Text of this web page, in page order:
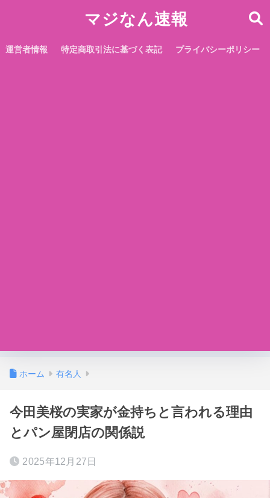
マジなん速報
運営者情報 特定商取引法に基づく表記 プライバシーポリシー
ホーム 有名人
今田美桜の実家が金持ちと言われる理由
とパン屋閉店の関係説
2025年12月27日